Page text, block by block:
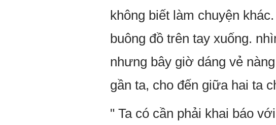
không biết làm chuyện
buông đồ trên tay xuống.
nhưng bây giờ dáng vẻ
gần ta, cho đến giữa hai ta
" Ta có cần phải khai báo